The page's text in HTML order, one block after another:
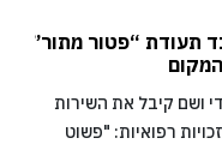
תעודת “פטור מתור”
ושם קיבל את השירות
רפואיות: "פשוט